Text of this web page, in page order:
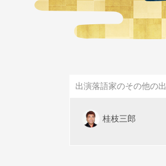
出演落語家のその他の
桂枝三郎